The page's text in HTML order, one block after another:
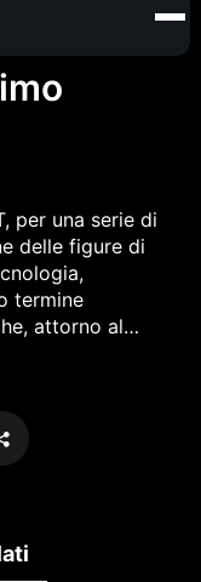
per una serie di
delle figure di
termine
attorno al
di tutti i
cose? Ce lo
grande